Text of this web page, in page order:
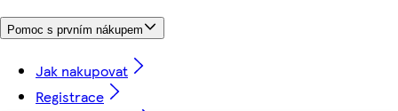
Pomoc s prvním nákupem
Jak nakupovat
Registrace